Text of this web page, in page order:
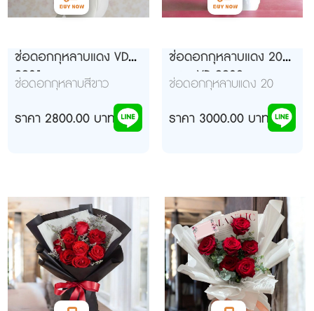
ช่อดอกกุหลาบแดง VD
9901
ช่อดอกกุหลาบสีขาว
20 ดอก ห่อด้วยกระดาษ
ขาว
ราคา 2800.00 บาท
ช่อดอกกุหลาบแดง 20
ดอก VD 9902
ช่อดอกกุหลาบแดง 20
ดอก ห่อสีขาว ผูกโบว์สีดำ
อย่างสวยงาม
ราคา 3000.00 บาท